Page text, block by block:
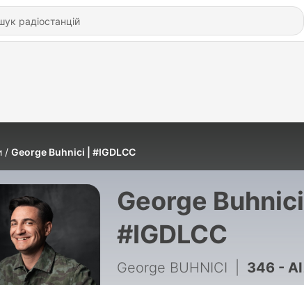
George Buhnici | #IGDLCC
George Buhnici |
#IGDLCC
George BUHNICI 346 - AI-ul NU-ți ia jobul. Adevărul pe care nimeni nu ți-l spune - MĂDĂLINA UCEANU #IGDLCC 345